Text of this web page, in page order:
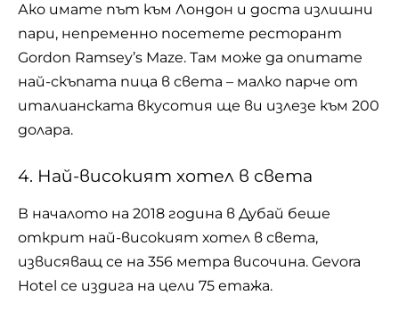
Ако имате път към Лондон и доста излишни
пари, непременно посетете ресторант
Gordon Ramsey’s Maze. Там може да опитате
най-скъпата пица в света – малко парче от
италианската вкусотия ще ви излезе към 200
долара.
4. Най-високият хотел в света
В началото на 2018 година в Дубай беше
открит най-високият хотел в света,
извисяващ се на 356 метра височина. Gevora
Hotel се издига на цели 75 етажа.